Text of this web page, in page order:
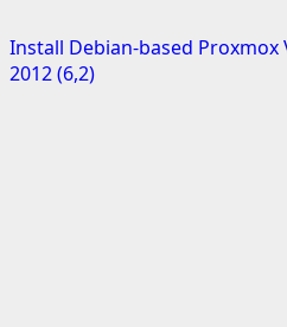
Install Debian-based Proxmox
2012 (6,2)